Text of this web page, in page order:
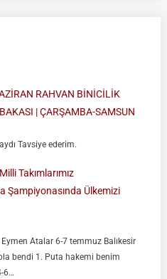
RAHVAN BİNİCİLİK
| ÇARŞAMBA-SAMSUN
Tavsiye ederim.
Takımlarımız
Şampiyonasında Ülkemizi
Atalar 6-7 temmuz Balıkesir
bendi 1. Puta hakemi benim
6…